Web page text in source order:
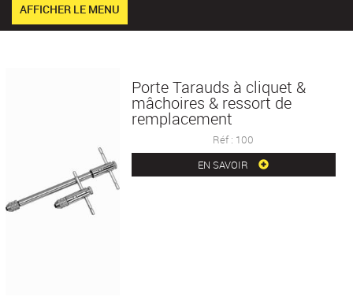
AFFICHER LE MENU
Porte Tarauds à cliquet &
mâchoires & ressort de
remplacement
Réf : 100
EN SAVOIR